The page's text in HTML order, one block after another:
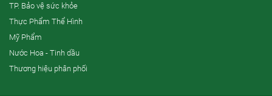
TP. Bảo vệ sức khỏe
Thực Phẩm Thể Hình
Mỹ Phẩm
Nước Hoa - Tinh dầu
Thương hiệu phân phối